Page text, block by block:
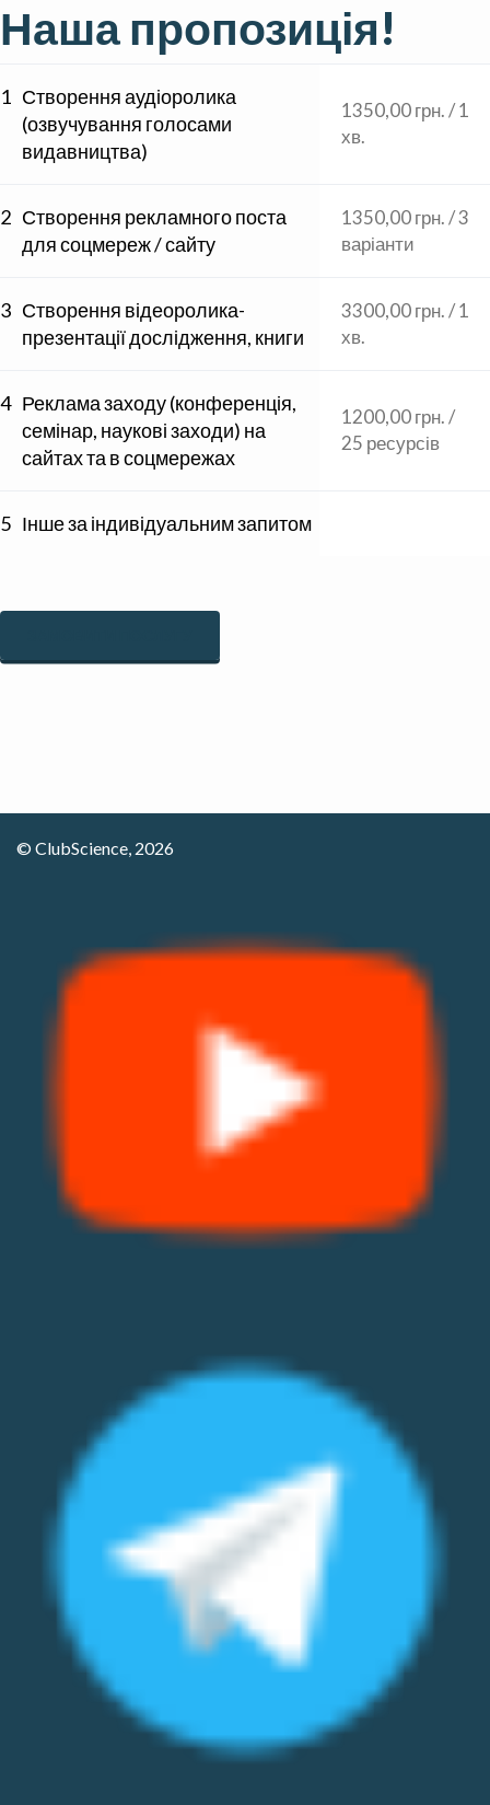
Наша пропозиція!
1 Створення аудіоролика
(озвучування голосами
видавництва)
1350,00 грн. / 1
хв.
2 Створення рекламного поста
для соцмереж / сайту
1350,00 грн. / 3
варіанти
3 Створення відеоролика-
презентації дослідження, книги
3300,00 грн. / 1
хв.
4 Реклама заходу (конференція,
семінар, наукові заходи) на
сайтах та в соцмережах
1200,00 грн. /
25 ресурсів
5 Інше за індивідуальним запитом
© ClubScience, 2026